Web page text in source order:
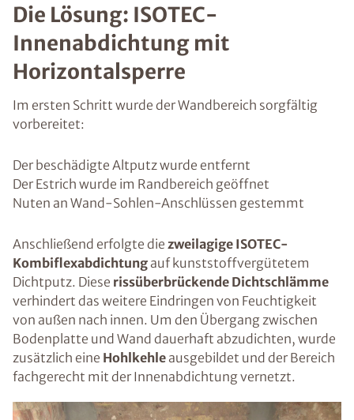
Die Lösung: ISOTEC-
Innenabdichtung mit
Horizontalsperre
Im ersten Schritt wurde der Wandbereich sorgfältig
vorbereitet:
Der beschädigte Altputz wurde entfernt
Der Estrich wurde im Randbereich geöffnet
Nuten an Wand-Sohlen-Anschlüssen gestemmt
Anschließend erfolgte die zweilagige ISOTEC-
Kombiflexabdichtung auf kunststoffvergütetem
Dichtputz. Diese rissüberbrückende Dichtschlämme
verhindert das weitere Eindringen von Feuchtigkeit
von außen nach innen. Um den Übergang zwischen
Bodenplatte und Wand dauerhaft abzudichten, wurde
zusätzlich eine Hohlkehle ausgebildet und der Bereich
fachgerecht mit der Innenabdichtung vernetzt.